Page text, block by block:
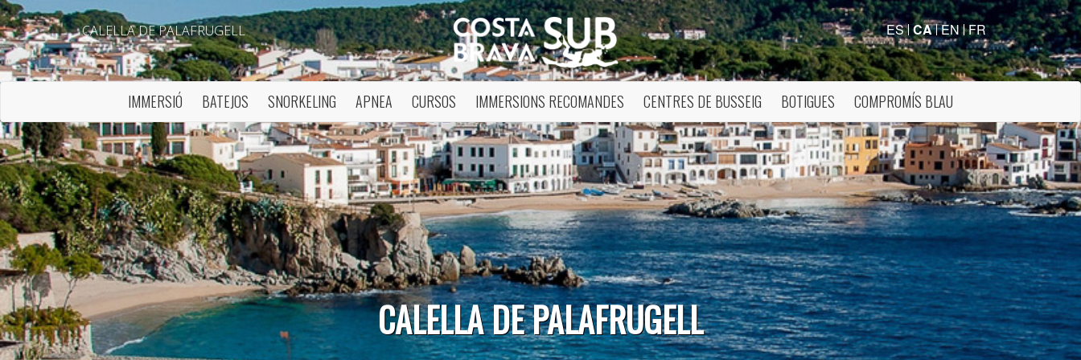
CALELLA DE PALAFRUGELL ES CA EN FR
IMMERSIÓ BATEJOS SNORKELING APNEA CURSOS IMMERSIONS RECOMANDES CENTRES DE BUSSEIG BOTIGUES COMPROMÍS BLAU
CALELLA DE PALAFRUGELL
Modificar cookies
Tècniques i funcionals Sempre activades